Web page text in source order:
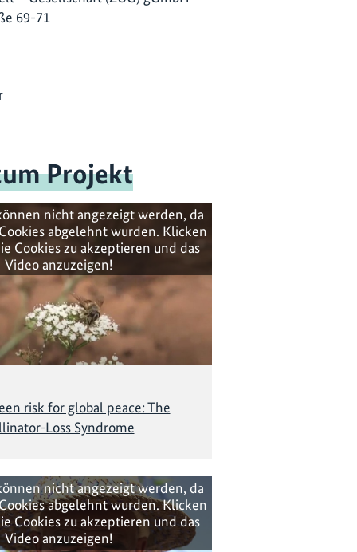
69-71
Projekt
nicht angezeigt werden, da
abgelehnt wurden. Klicken
Cookies zu akzeptieren und das
Video anzuzeigen!
risk for global peace: The
Loss Syndrome
nicht angezeigt werden, da
abgelehnt wurden. Klicken
Cookies zu akzeptieren und das
Video anzuzeigen!